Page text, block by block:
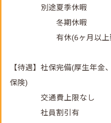
別途夏季休暇
冬期休暇
有休(6ヶ月以上勤
【待遇】社保完備(厚生年金
保険)
交通費上限なし
社員割引有